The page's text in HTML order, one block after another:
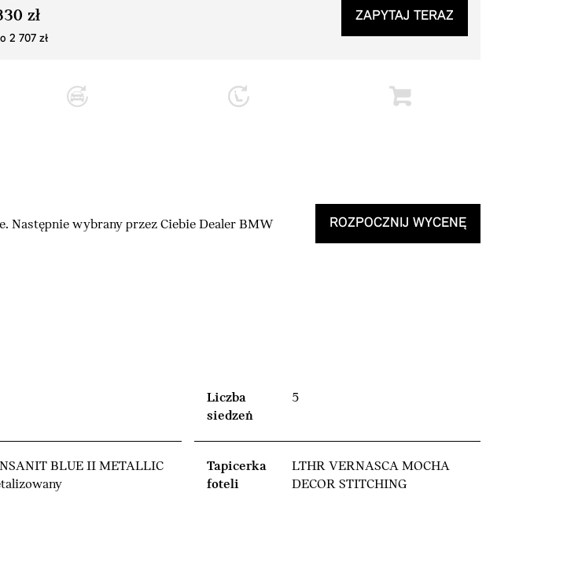
zł
2 707 zł
ZAPYTAJ TERAZ
Następnie wybrany przez Ciebie Dealer BMW
ROZPOCZNIJ WYCENĘ
BLUE II METALLIC
Liczba
siedzeń
5
Tapicerka
foteli
LTHR VERNASCA MOCHA
DECOR STITCHING